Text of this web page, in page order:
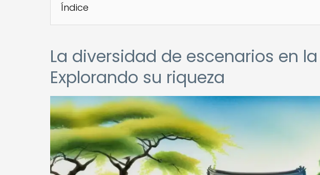
Índice
La diversidad de escenarios en
Explorando su riqueza